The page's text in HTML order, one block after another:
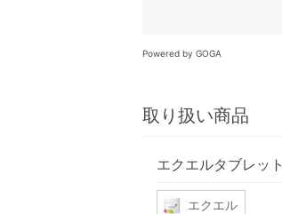
Powered by GOGA
取り扱い商品
エクエルタブレット
エクエル